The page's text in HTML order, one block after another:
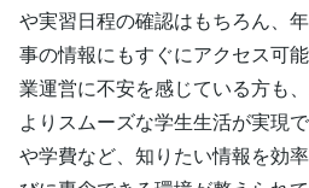
や実習日程の確認はもちろん、
事の情報にもすぐにアクセス可
業運営に不安を感じている方も
よりスムーズな学生生活が実現
や学費など、知りたい情報を効